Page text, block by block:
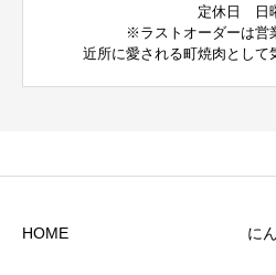
定休日 日
※ラストオーダーは営
近所に愛される町焼肉として
HOME に